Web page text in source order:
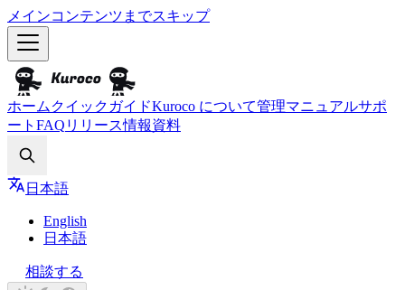
メインコンテンツまでスキップ
ホーム クイックガイドKuroco について管理マニュアルサポ
ート FAQ リリース情報資料
日本語
English
日本語
相談する